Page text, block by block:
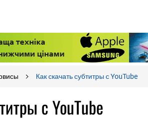
Как скачать субтитры с YouTube
с YouTube